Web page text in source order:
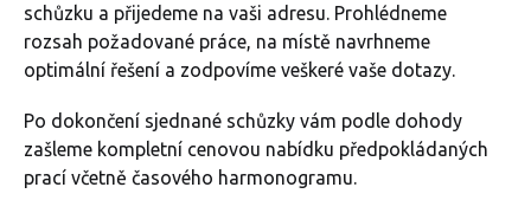
schůzku a přijedeme na vaši adresu. Prohlédneme
rozsah požadované práce, na místě navrhneme
optimální řešení a zodpovíme veškeré vaše dotazy.
Po dokončení sjednané schůzky vám podle dohody
zašleme kompletní cenovou nabídku předpokládaných
prací včetně časového harmonogramu.